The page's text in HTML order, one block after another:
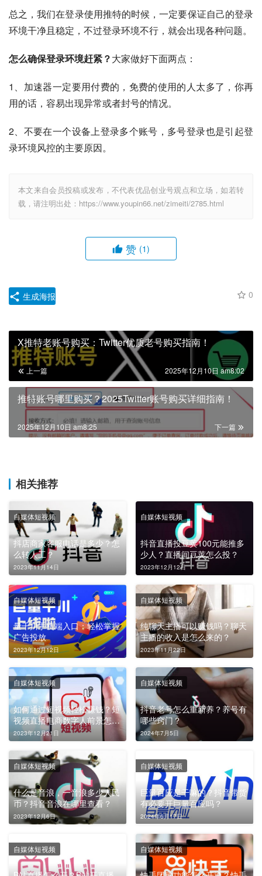
总之，我们在登录使用推特的时候，一定要保证自己的登录
环境干净且稳定，不过登录环境不行，就会出现各种问题。
怎么确保登录环境赶紧？大家做好下面两点：
1、加速器一定要用付费的，免费的使用的人太多了，你再
用的话，容易出现异常或者封号的情况。
2、不要在一个设备上登录多个账号，多号登录也是引起登
录环境风控的主要原因。
本文来自会员投稿或发布，不代表优品创业号观点和立场，如若转
载，请注明出处：https://www.youpin66.net/zimeiti/2785.html
赞 (1)
0
生成海报
X推特老账号购买：Twitter优质老号购买指南！
上一篇 2025年12月10日 am8:02
推特账号哪里购买？2025Twitter账号购买详细指南！
下一篇
2025年12月10日 am8:25
相关推荐
抖店商家客服电话是多少？怎
么转人工？
2023年11月14日
自媒体短视频
抖音直播投豆荚100元能推多
少人？直播间豆荚怎么投？
2023年12月12日
自媒体短视频
量千川手机端入口：轻松掌握
广告投放
2023年12月12日
自媒体短视频
纯聊天主播可以赚钱吗？聊天
主播的收入是怎么来的？
2023年11月22日
自媒体短视频
如何通过短视频轻松赚钱？短
视频直播电商数字人前景怎么
样？
2023年12月21日
自媒体短视频
抖音老号怎么重新养？养号有
哪些窍门？
2024年7月5日
自媒体短视频
什么是音浪，一音浪多少人民
币？抖音音浪在哪里查看？
2023年12月6日
自媒体短视频
巨量百应是干嘛的？抖音带货
有必要开巨量百应吗？
2024年6月17日
自媒体短视频
自媒体短视频 自媒体短视频